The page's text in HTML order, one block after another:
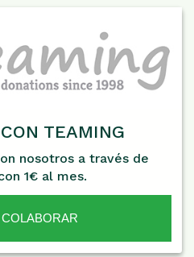
TEAMING
nosotros a través de
1€ al mes.